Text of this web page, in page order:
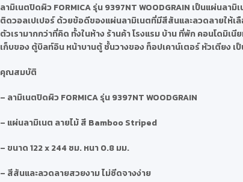
ลามิเนตปิดผิวFORMICA รุ่น 9397NT WOODGRAIN เป็นแผ่นลามิ
ติดวอลเปเปอร์ ด้วยข้อดีของแผ่นลามิเนตที่มีสีสันและลวดลายให้เ
ตัวเรามากกว่าที่คิด ทั้งในห้าง ร้านค้า โรงแรม บ้าน ที่พัก คอนโดมิเ
เก็บของ ตู้บิลท์อิน หน้าบานตู้ ชั้นวางของ ท็อปเคาน์เตอร์ หัวเตียง
คุณสมบัติ
– ลามิเนตปิดผิว FORMICA รุ่น 9397NT WOODGRAIN
– แผ่นลามิเนต ลายไม้ สี Bamboo Striped
– ขนาด 122 x 244 ซม. หนา 0.8 มม.
– สีสันและลวดลายสวยงาม ไม่ซีดจางง่าย